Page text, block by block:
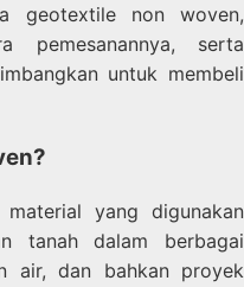
geotextile non woven,
pemesanannya, serta
untuk membeli
yang digunakan
tanah dalam berbagai
air, dan bahkan proyek